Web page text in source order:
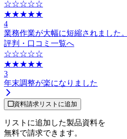
☆☆☆☆☆
★★★★★
4
業務作業が大幅に短縮されました。
評判・口コミ一覧へ
☆☆☆☆☆
★★★★★
3
年末調整が楽になりました
資料請求リストに追加
リストに追加した製品資料を
無料で請求できます。